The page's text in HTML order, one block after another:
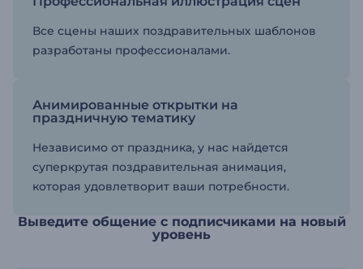
Все сцены наших поздравительных шаблонов
разработаны профессионалами.
Анимированные открытки на
праздничную тематику
Независимо от праздника, у нас найдется
суперкрутая поздравительная анимация,
которая удовлетворит ваши потребности.
Выведите общение с подписчиками на новый
уровень